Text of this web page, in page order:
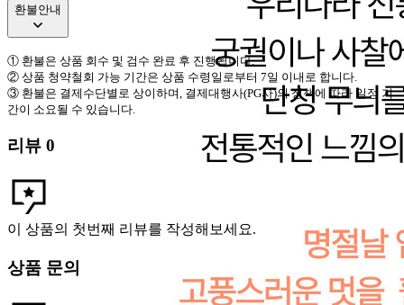
환불안내
① 환불은 상품 회수 및 검수 완료 후 진행됩니다.
② 상품 청약철회 가능 기간은 상품 수령일로부터 7일 이내로 합니다
③ 환불은 결제수단별로 상이하며 결제대행사(PG사)의 정책에 따라 일정 기
간이 소요될 수 있습니다
리뷰 0
이 상품의 첫번째 리뷰를 작성해보세요.
상품 문의